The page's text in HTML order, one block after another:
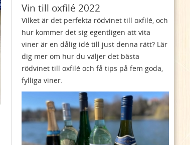
Vin till oxfilé 2022
Vilket är det perfekta rödvinet till oxfilé, och
hur kommer det sig egentligen att vita
viner är en dålig idé till just denna rätt? Lär
dig mer om hur du väljer det bästa
rödvinet till oxfilé och få tips på fem goda,
fylliga viner.